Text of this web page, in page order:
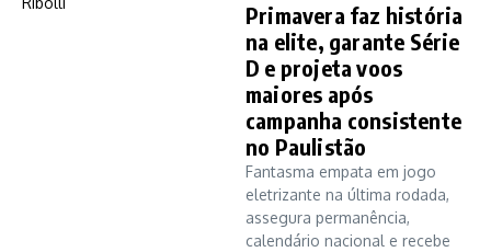
Primavera faz história
na elite, garante Série
D e projeta voos
maiores após
campanha consistente
no Paulistão
Fantasma empata em jogo
eletrizante na última rodada,
assegura permanência,
calendário nacional e recebe